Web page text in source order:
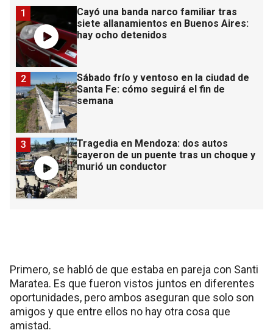
Cayó una banda narco familiar tras
siete allanamientos en Buenos Aires:
hay ocho detenidos
1
Sábado frío y ventoso en la ciudad de
Santa Fe: cómo seguirá el fin de
semana
2
Tragedia en Mendoza: dos autos
cayeron de un puente tras un choque y
murió un conductor
3
Primero, se habló de que estaba en pareja con Santi
Maratea. Es que fueron vistos juntos en diferentes
oportunidades, pero ambos aseguran que solo son
amigos y que entre ellos no hay otra cosa que
amistad.